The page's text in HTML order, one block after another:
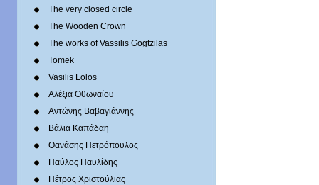
The very closed circle
The Wooden Crown
The works of Vassilis Gogtzilas
Tomek
Vasilis Lolos
Αλέξια Οθωναίου
Αντώνης Βαβαγιάννης
Βάλια Καπάδαη
Θανάσης Πετρόπουλος
Παύλος Παυλίδης
Πέτρος Χριστούλιας